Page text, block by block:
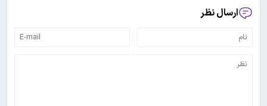
ارسال نظر